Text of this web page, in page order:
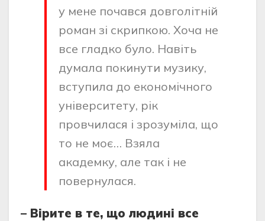
у мене почався довголітній
роман зі скрипкою. Хоча не
все гладко було. Навіть
думала покинути музику,
вступила до економічного
університету, рік
провчилася і зрозуміла, що
то не моє… Взяла
академку, але так і не
повернулася.
– Вірите в те, що людині все